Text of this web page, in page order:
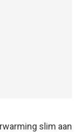
slim aan